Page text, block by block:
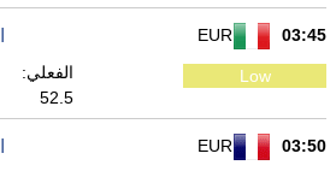
03:45
EUR
Low
الفعلي:
52.5
03:50
EUR